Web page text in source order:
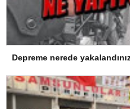
Depreme nerede